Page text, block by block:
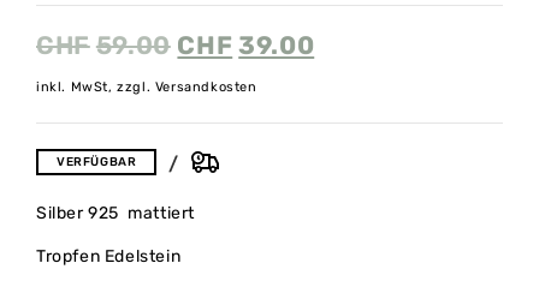
CHF 59.00 CHF 39.00
inkl. MwSt, zzgl. Versandkosten
VERFÜGBAR
Silber 925 mattiert
Tropfen Edelstein